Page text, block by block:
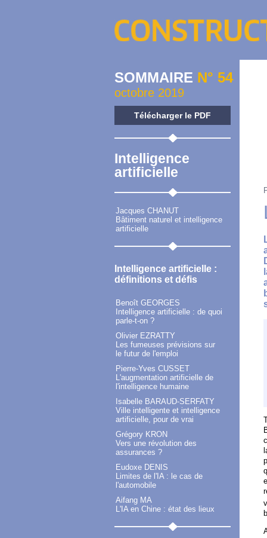
SOMMAIRE N° 54
octobre 2019
Télécharger le PDF
Intelligence
artificielle
Jacques CHANUT
Bâtiment naturel et intelligence
artificielle
Intelligence artificielle :
définitions et défis
Benoît GEORGES
Intelligence artificielle : de quoi
parle-t-on ?
Olivier EZRATTY
Les fumeuses prévisions sur
le futur de l'emploi
Pierre-Yves CUSSET
L'augmentation artificielle de
l'intelligence humaine
Isabelle BARAUD-SERFATY
Ville intelligente et intelligence
artificielle, pour de vrai
Grégory KRON
Vers une révolution des
assurances ?
Eudoxe DENIS
Limites de l'IA : le cas de
l'automobile
Aifang MA
L'IA en Chine : état des lieux